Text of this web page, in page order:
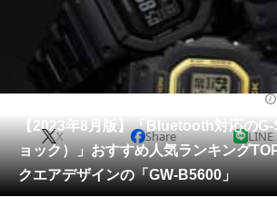
住まい 教育・育児
リサーチ
会員記事
メディア
注目記事を集めた総合ページ
【2023年8月版】「Bluetooth対応の
ョック）」おすすめ人気ランキング
クエアデザインの「GW-B5600」
X Share LINE